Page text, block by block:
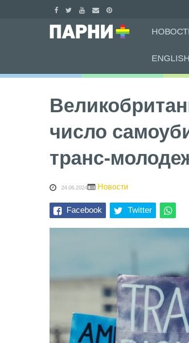
ENGLISH
число
транс-
24.06.2024 Новости
Facebook Twitter